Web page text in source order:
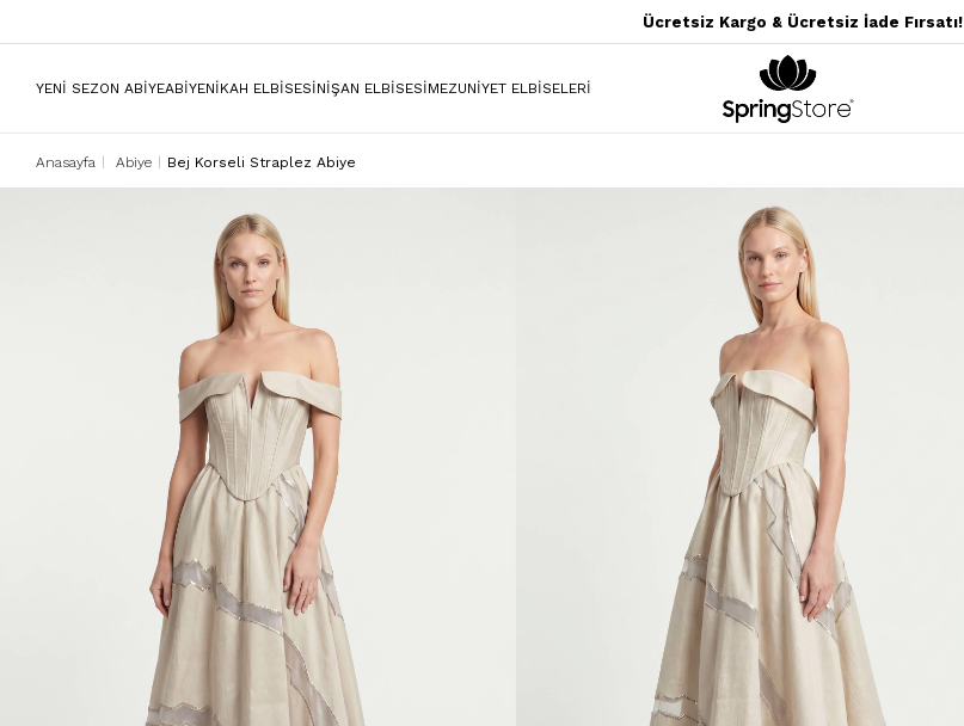
Ücretsiz Kargo & Ücretsiz İade Fırsatı!
YENİ SEZON ABİYEABİYENİKAH ELBİSESİNİŞAN ELBİSESİMEZUNİYET ELBİSELERİ
Anasayfa Abiye Bej Korseli Straplez Abiye